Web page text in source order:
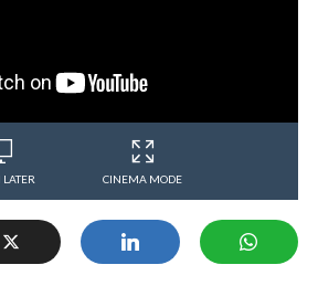
CINEMA MODE